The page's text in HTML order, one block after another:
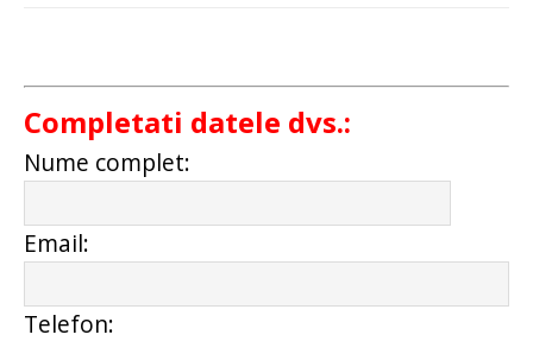
Completati datele dvs.:
Nume complet:
Email:
Telefon: